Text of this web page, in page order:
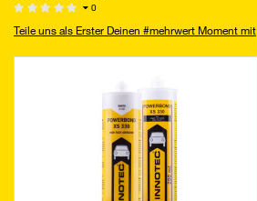
0
Teile uns als Erster Deinen #mehrwert Moment mit